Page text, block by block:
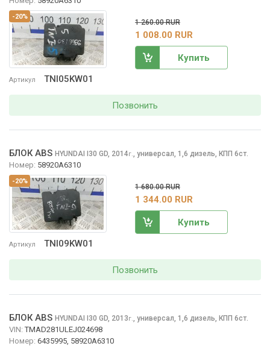
-20%
Артикул TNI05KW01
1 260.00 RUR
1 008.00 RUR
Купить
Позвонить
-20%
Артикул TNI09KW01
БЛОК ABS HYUNDAI I30 GD, 2014г. универсал, 1,6 дизель, КПП 6ст.
Номер: 58920A6310
1 680.00 RUR
1 344.00 RUR
Купить
Позвонить
БЛОК ABS HYUNDAI I30 GD, 2013г., универсал, 1,6 дизель, КПП 6ст.
VIN: TMAD281ULEJ024698
Номер: 6435995, 58920A6310